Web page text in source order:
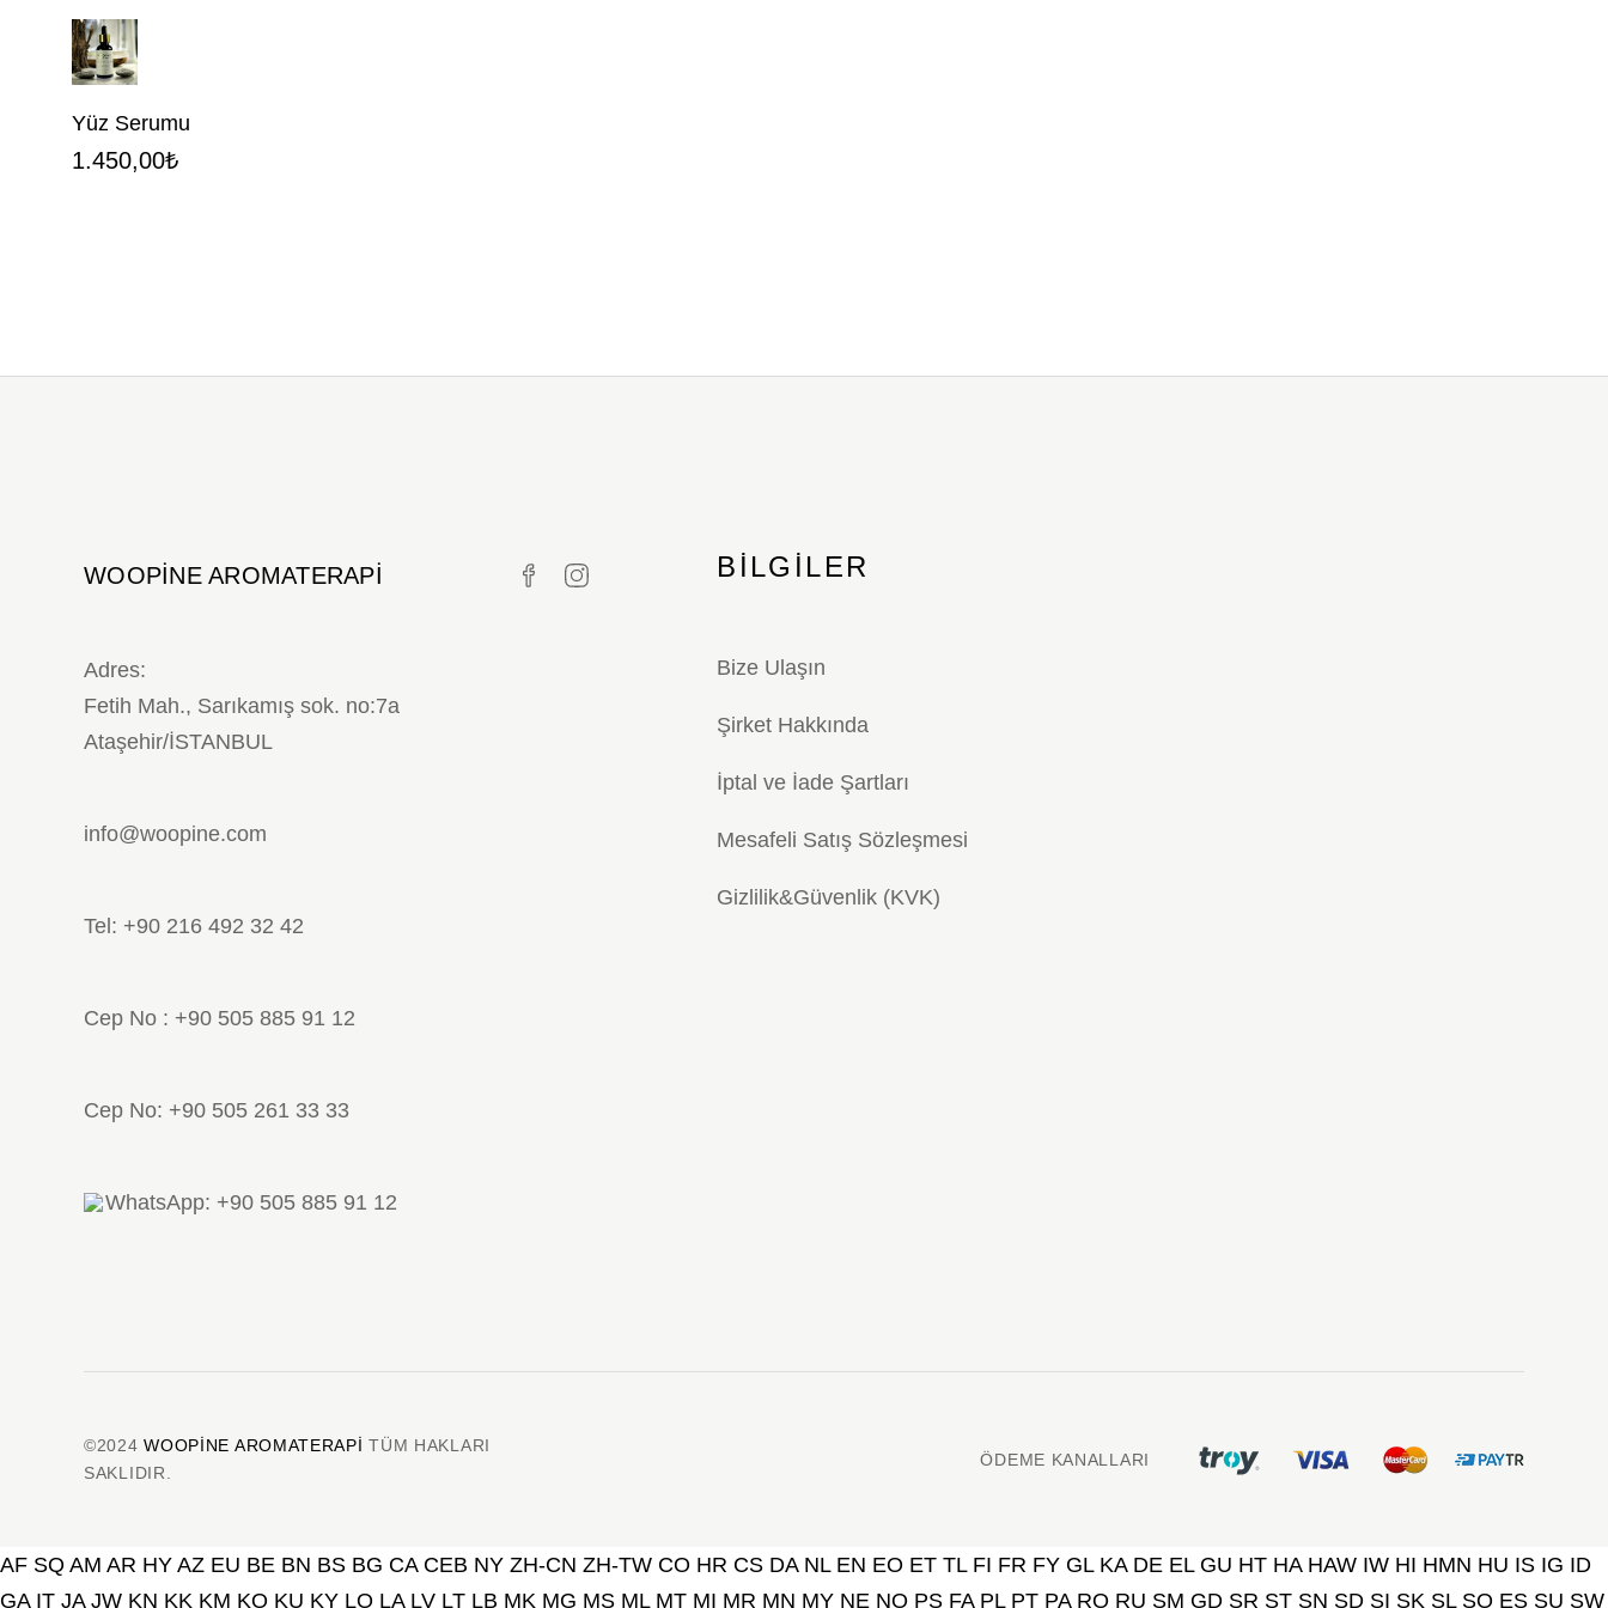
Yüz Serumu
1.450,00₺
WOOPINE AROMATERAPI
Adres:
Fetih Mah., Sarıkamış sok. no:7a
Ataşehir/İSTANBUL
info@woopine.com
Tel: +90 216 492 32 42
Cep No : +90 505 885 91 12
Cep No: +90 505 261 33 33
WhatsApp: +90 505 885 91 12
BILGILER
Bize Ulaşın
Şirket Hakkında
İptal ve İade Şartları
Mesafeli Satış Sözleşmesi
Gizlilik&Güvenlik (KVK)
©2024WOOPINE AROMATERAPITÜM HAKLARI
SAKLIDIR.
ÖDEME KANALLARI
AF SQ AM AR HY AZ EU BE BN BS BG CA CEB NY ZH-CN ZH-TW CO HR CS DA NL EN EO ET TL FI FR FY GL KA DE EL GU HT HA HAW IW HI HMN HU IS IG ID
GA IT JA JW KN KK KM KO KU KY LO LA LV LT LB MK MG MS ML MT MI MR MN MY NE NO PS FA PL PT PA RO RU SM GD SR ST SN SD SI SK SL SO ES SU SW